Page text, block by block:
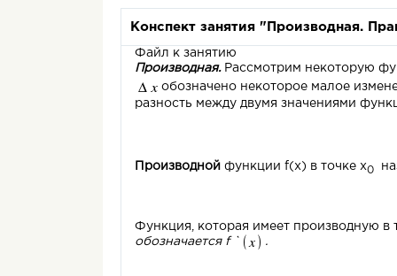
Конспект занятия "Производная.
Файл к занятию
Производная. Рассмотрим некоторую
обозначено некоторое малое
разность между двумя значениями
Производной функции f(x) в точке x0
Функция, которая имеет производную в
обозначается f ` .